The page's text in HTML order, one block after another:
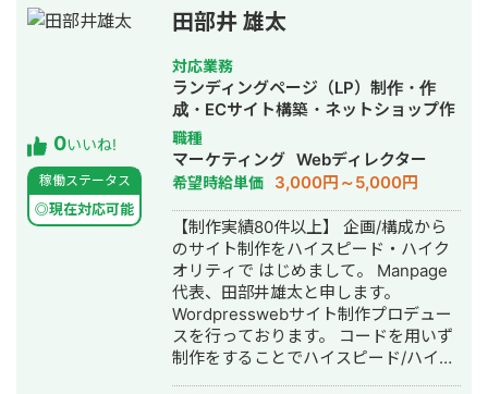
続けてきました。 これまでに400サイ
ト以上、250社を超える企業のWeb制
作と事業成長支援に携わってまいりま
した。Wixの認定パートナーとして国
内最高位の「レジェンドレベル」、そ
してWix Studioの国内導入実績No.1と
いう評価をいただいております。 私が
何より大切にしているのは、「作って
終わり」にしないことです。ホームペ
ージは公開してからが本番で、24時間
働く営業マンとして成果を生み続ける
設計こそが価値だと考えています。デ
ザインだけでなくSEO・マーケティン
グまで一気通貫で、お客様の事業成長
に本気で伴走することを信条としてい
ます。 Wixのこと、Web集客のこと、
そして「成果の出るサイト」づくりに
ついて、現場で得た一次情報をこれか
0いいね!
稼働ステータス
◎現在対応可能
田部井 雄太
対応業務
ランディングページ（LP）制作・作
成・ECサイト構築・ネットショップ作
成代行・SNS運用代行・ホームページ
制作・作成・動画制作・動画編集・営
業代行
職種
マーケティング Webディレクター
希望時給単価 3,000円～5,000円
【制作実績80件以上】 企画/構成から
のサイト制作をハイスピード・ハイク
オリティで はじめまして。 Manpage
代表、田部井雄太と申します。
Wordpresswebサイト制作プロデュー
スを行っております。 コードを用いず
制作をすることでハイスピード/ハイク